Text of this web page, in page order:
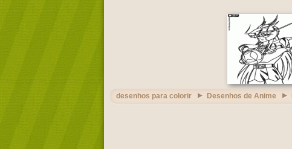
desenhos para colorir Desenhos de Anime